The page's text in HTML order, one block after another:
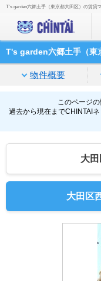
T's garden六郷土手（東京都大田区）の賃貸
T's garden六郷土手（東
物件概要
このページ
過去から現在までCHINTAI
大
大田区